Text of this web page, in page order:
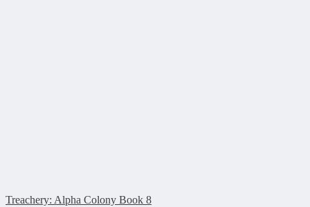
Treachery: Alpha Colony Book 8